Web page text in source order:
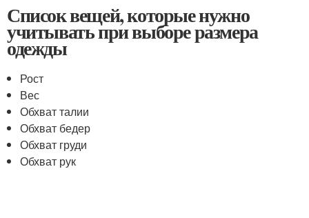
Список вещей, которые нужно
учитывать при выборе размера
одежды
Рост
Вес
Обхват талии
Обхват бедер
Обхват груди
Обхват рук